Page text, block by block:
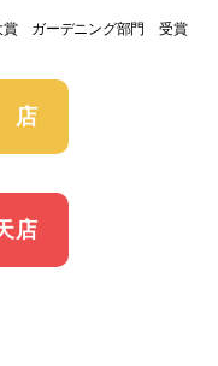
賞 ガーデニング部門 受賞
店
店